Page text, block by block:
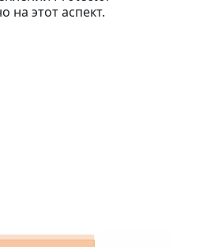
на этот аспект.